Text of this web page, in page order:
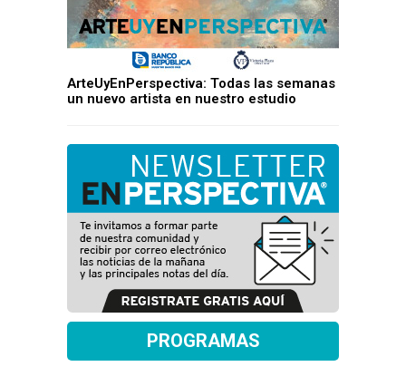
ArteUyEnPerspectiva: Todas las semanas
un nuevo artista en nuestro estudio
PROGRAMAS